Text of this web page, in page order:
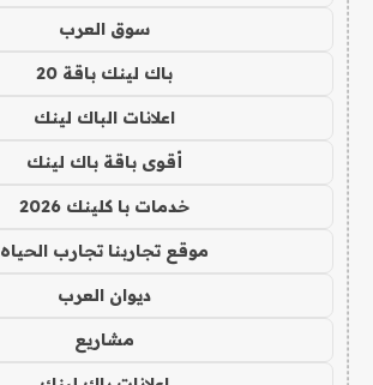
سوق العرب
باك لينك باقة 20
اعلانات الباك لينك
أقوى باقة باك لينك
خدمات با كلينك 2026
موقع تجاربنا تجارب الحياه
ديوان العرب
مشاريع